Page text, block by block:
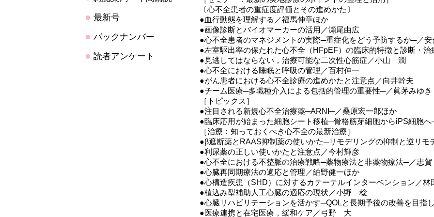
最新号
バックナンバー
読者アンケート
〔心不全患者の重症度評価とその進めかた〕
●血行動態を理解する／福馬伸章ほか
●画像診断とバイオマーカーの活用／瀬尾由広
●心不全患者のマネジメントの実際─重症化をどう予防するか─／安
●左室駆出率の保たれた心不全（HFpEF）の臨床的特徴と診断・治
●見逃してはならない，治療可能な二次性心筋症／小山 潤
●心不全における睡眠と呼吸の管理／百村伸一
●がん患者における心不全診療の進めかたと注意点／向井幹夫
●チーム医療─多職種介入による包括的管理の重要性─／眞茅みゆき
［トピックス］
●注目される新規心不全治療薬─ARNI─／桑原宏一郎ほか
●臨床応用が始まった細胞シート移植─骨格筋芽細胞からiPS細胞
［治療：知っておくべき心不全の最新治療］
●β遮断薬とRAAS抑制薬の使いかた─リモデリングの抑制と逆リ
●利尿薬の正しい使いかたと注意点／今村輝彦
●心不全における不整脈の治療戦略─薬物療法と非薬物療法─／志
●心臓再同期療法の適応と管理／絈野健一ほか
●心構造疾患（SHD）に対するカテーテルインターベンション／林
●植込み型補助人工心臓の適応の現状／小野 稔
●心臓リハビリテーションを活かす─QOLと長期予後の改善を目指
●医療連携と在宅医療，緩和ケア／弓野 大